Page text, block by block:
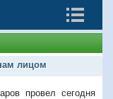
лицом
провел сегодня